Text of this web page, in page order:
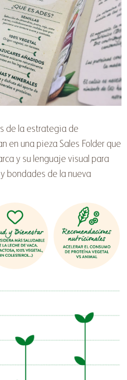
de la estrategia de
en una pieza Sales Folder que
y su lenguaje visual para
bondades de la nueva